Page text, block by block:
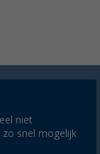
niet
zo snel mogelijk